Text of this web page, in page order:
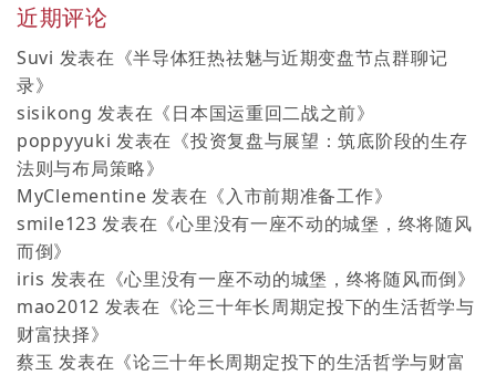
近期评论
Suvi 发表在《半导体狂热祛魅与近期变盘节点群聊记
录》
sisikong 发表在《日本国运重回二战之前》
poppyyuki 发表在《投资复盘与展望：筑底阶段的生存
法则与布局策略》
MyClementine 发表在《入市前期准备工作》
smile123 发表在《心里没有一座不动的城堡，终将随风
而倒》
iris 发表在《心里没有一座不动的城堡，终将随风而倒》
mao2012 发表在《论三十年长周期定投下的生活哲学与
财富抉择》
蔡玉 发表在《论三十年长周期定投下的生活哲学与财富